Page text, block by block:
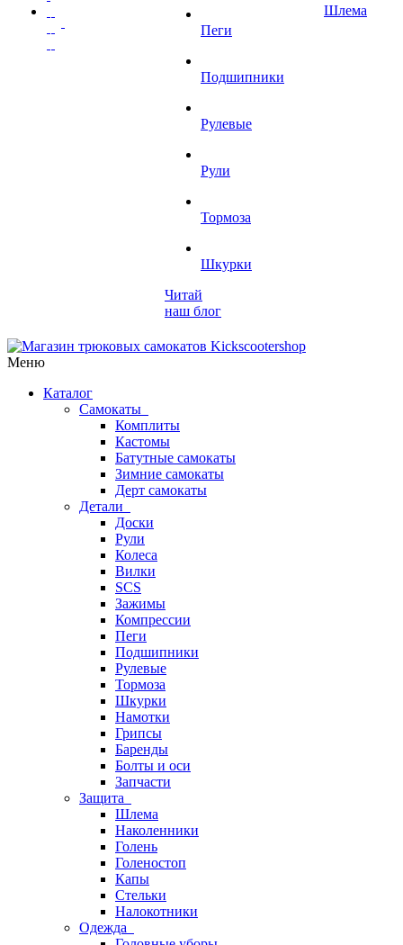
Пеги
Подшипники
Рулевые
Рули
Тормоза
Шкурки
Читай
наш блог
Шлема
Меню
Каталог
Самокаты
Комплиты
Кастомы
Батутные самокаты
Зимние самокаты
Дерт самокаты
Детали
Доски
Рули
Колеса
Вилки
SCS
Зажимы
Компрессии
Пеги
Подшипники
Рулевые
Тормоза
Шкурки
Намотки
Грипсы
Баренды
Болты и оси
Запчасти
Защита
Шлема
Наколенники
Голень
Голеностоп
Капы
Стельки
Налокотники
Одежда